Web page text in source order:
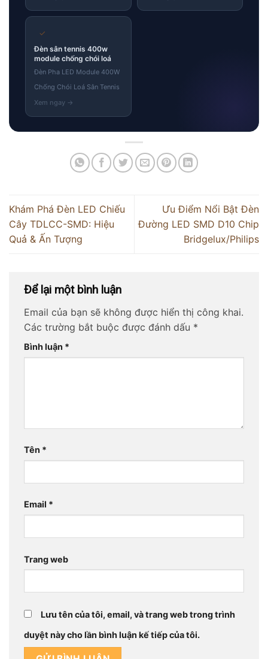
✓
Đèn sân tennis 400w
module chống chói loá
Đèn Pha LED Module 400W
Chống Chói Loá Sân Tennis
Khám Phá Đèn LED Chiếu
Cây TDLCC-SMD: Hiệu
Quả & Ấn Tượng
Ưu Điểm Nổi Bật Đèn
Đường LED SMD D10 Chip
Bridgelux/Philips
Để lại một bình luận
Email của bạn sẽ không được hiển thị công khai.
Các trường bắt buộc được đánh dấu *
Bình luận *
Tên *
Email *
Trang web
Lưu tên của tôi, email, và trang web trong trình
duyệt này cho lần bình luận kế tiếp của tôi.